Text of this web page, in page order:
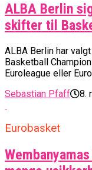
ALBA Berlin
skifter til
ALBA Berlin har
Basketball
Euroleague eller
Sebastian Pfaff
8.
Eurobasket